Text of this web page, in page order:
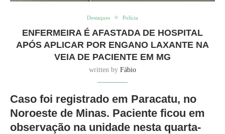
Destaques Polícia
ENFERMEIRA É AFASTADA DE HOSPITAL
APÓS APLICAR POR ENGANO LAXANTE NA
VEIA DE PACIENTE EM MG
written by Fábio
Caso foi registrado em Paracatu, no
Noroeste de Minas. Paciente ficou em
observação na unidade nesta quarta-